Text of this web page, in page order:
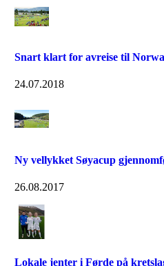
Snart klart for avreise til
24.07.2018
Ny vellykket Søyacup
26.08.2017
Lokale jenter i Førde på